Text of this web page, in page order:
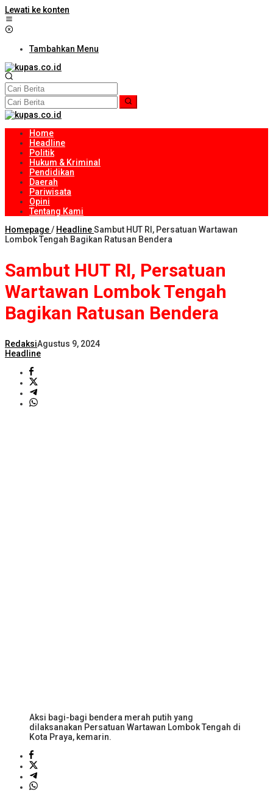
Lewati ke konten
Tambahkan Menu
Home
Headline
Politik
Hukum & Kriminal
Pendidikan
Daerah
Pariwisata
Opini
Tentang Kami
Homepage/ HeadlineSambut HUT RI, Persatuan Wartawan
Lombok Tengah Bagikan Ratusan Bendera
Sambut HUT RI, Persatuan
Wartawan Lombok Tengah
Bagikan Ratusan Bendera
RedaksiAgustus 9, 2024
Headline
Aksi bagi-bagi bendera merah putih yang
dilaksanakan Persatuan Wartawan Lombok Tengah di
Kota Praya, kemarin.